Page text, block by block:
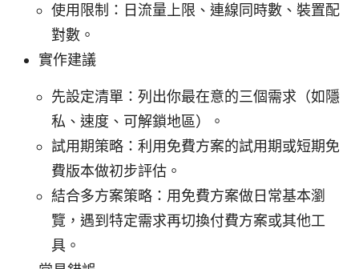
使用限制：日流量上限、連線同時數、裝置配
對數。
實作建議
先設定清單：列出你最在意的三個需求（如隱
私、速度、可解鎖地區）。
試用期策略：利用免費方案的試用期或短期免
費版本做初步評估。
結合多方案策略：用免費方案做日常基本瀏
覽，遇到特定需求再切換付費方案或其他工
具。